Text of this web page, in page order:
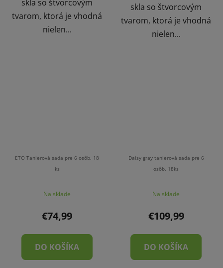
skla so štvorcovým
tvarom, ktorá je vhodná
nielen...
skla so štvorcovým
tvarom, ktorá je vhodná
nielen...
ETO Tanierová sada pre 6 osôb, 18
ks
Na sklade
€74,99
DO KOŠÍKA
Daisy gray tanierová sada pre 6
osôb, 18ks
Na sklade
€109,99
DO KOŠÍKA